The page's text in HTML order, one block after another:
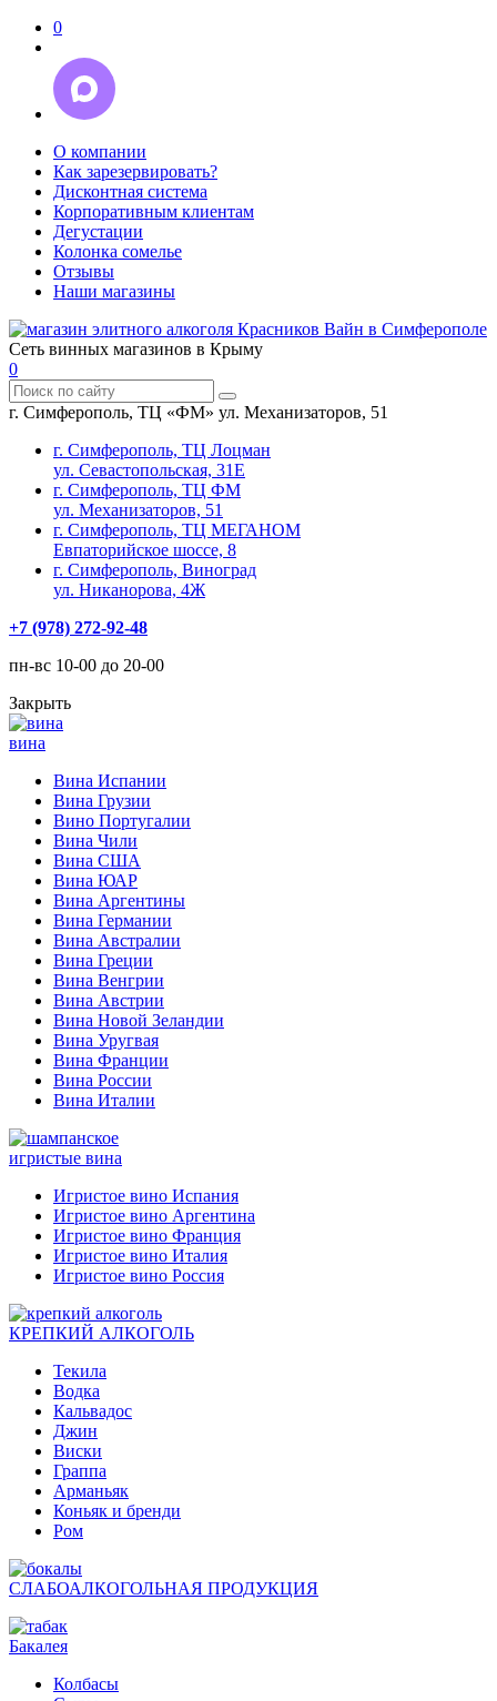
0
О компании
Как зарезервировать?
Дисконтная система
Корпоративным клиентам
Дегустации
Колонка сомелье
Отзывы
Наши магазины
Сеть винных магазинов в Крыму
0
г. Симферополь, ТЦ «ФМ» ул. Механизаторов, 51
г. Симферополь, ТЦ Лоцман
ул. Севастопольская, 31Е
г. Симферополь, ТЦ ФМ
ул. Механизаторов, 51
г. Симферополь, ТЦ МЕГАНОМ
Евпаторийское шоссе, 8
г. Симферополь, Виноград
ул. Никанорова, 4Ж
+7 (978) 272-92-48
пн-вс 10-00 до 20-00
Закрыть
вина
Вина Испании
Вина Грузии
Вино Португалии
Вина Чили
Вина США
Вина ЮАР
Вина Аргентины
Вина Германии
Вина Австралии
Вина Греции
Вина Венгрии
Вина Австрии
Вина Новой Зеландии
Вина Уругвая
Вина Франции
Вина России
Вина Италии
игристые вина
Игристое вино Испания
Игристое вино Аргентина
Игристое вино Франция
Игристое вино Италия
Игристое вино Россия
КРЕПКИЙ АЛКОГОЛЬ
Текила
Водка
Кальвадос
Джин
Виски
Граппа
Арманьяк
Коньяк и бренди
Ром
СЛАБОАЛКОГОЛЬНАЯ ПРОДУКЦИЯ
Бакалея
Колбасы